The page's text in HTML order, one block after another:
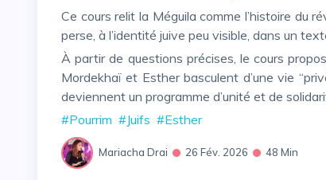
Ce cours relit la Méguila comme l’histoire du réveil des Juifs de galout : des figures très intégrées au pouvoir
perse, à l’identité juive peu visible, dans un
À partir de questions précises, le cours propose une clé : la menace fait naître la conscience du Am Israël.
Mordekhaï et Esther basculent d’une vie
deviennent un programme d’unité et de
#Pourrim #Juifs #Esther
Mariacha Drai 26 Fév. 2026 48 Min